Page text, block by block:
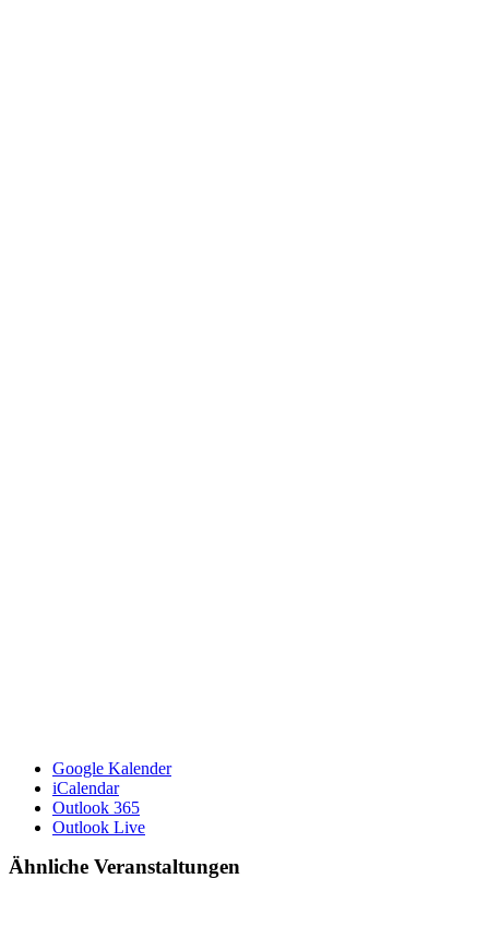
Google Kalender
iCalendar
Outlook 365
Outlook Live
Ähnliche Veranstaltungen